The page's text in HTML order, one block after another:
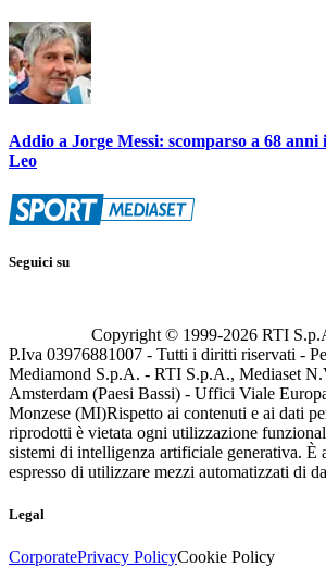
Addio a Jorge Messi: scomparso a 68
Leo
Seguici su
Copyright © 1999-2026 RTI
P.Iva 03976881007 - Tutti i diritti riservati -
Mediamond S.p.A. - RTI S.p.A., Mediaset
Amsterdam (Paesi Bassi) - Uffici Viale
Monzese (MI)Rispetto ai contenuti e ai dati
riprodotti è vietata ogni utilizzazione
sistemi di intelligenza artificiale generativa. È
espresso di utilizzare mezzi automatizzati di
Legal
CorporatePrivacy PolicyCookie Policy